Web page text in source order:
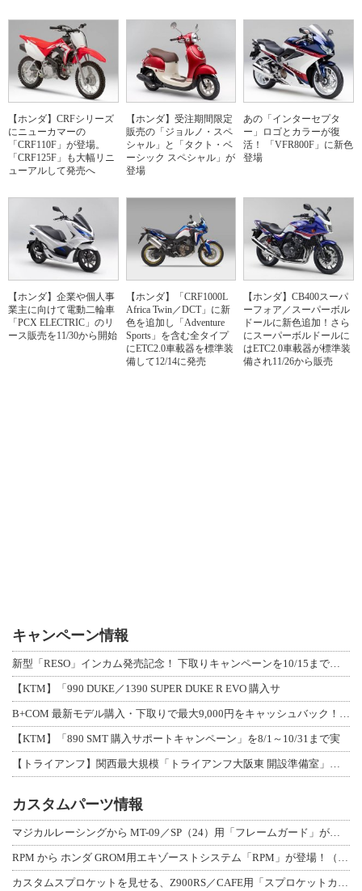
【ホンダ】CRFシリーズ
にニューカマーの
「CRF110F」が登場。
「CRF125F」も大幅リニ
ューアルして発売へ
【ホンダ】受注期間限定
販売の「ジョルノ・スペ
シャル」と「タクト・ベ
ーシック スペシャル」が
登場
あの「インターセプタ
ー」ロゴとカラーが復
活！ 「VFR800F」に新色
登場
【ホンダ】企業や個人事
業主に向けて電動二輪車
「PCX ELECTRIC」のリ
ース販売を11/30から開始
【ホンダ】「CRF1000L
Africa Twin／DCT」に新
色を追加し「Adventure
Sports」を含む全タイプ
にETC2.0車載器を標準装
備して12/14に発売
【ホンダ】CB400スーパ
ーフォア／スーパーボル
ドールに新色追加！さら
にスーパーボルドールに
はETC2.0車載器が標準装
備され11/26から販売
キャンペーン情報
新型「RESO」インカム発売記念！ 下取りキャンペーンを10/15まで延長して開
【KTM】「990 DUKE／1390 SUPER DUKE R EVO 購入サ
B+COM 最新モデル購入・下取りで最大9,000円をキャッシュバック！「B+F
【KTM】「890 SMT 購入サポートキャンペーン」を8/1～10/31まで実
【トライアンフ】関西最大規模「トライアンフ大阪東 開設準備室」がオープン！ 限定
カスタムパーツ情報
マジカルレーシングから MT-09／SP（24）用「フレームガード」が登場！
RPM から ホンダ GROM用エキゾーストシステム「RPM」が登場！（動画あり
カスタムスプロケットを見せる、Z900RS／CAFE用「スプロケットカバーフルキ